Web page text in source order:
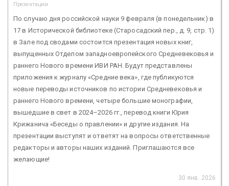
Презентации
По случаю дня российской науки 9 февраля (в понедельник) в
17 в Исторической библиотеке (Старосадский пер., д. 9, стр. 1)
в Зале под сводами состоится презентация новых книг,
выпущенных Отделом западноевропейского Средневековья и
раннего Нового времени ИВИ РАН. Будут представлены
приложения к журналу «Средние века», где публикуются
новые переводы источников по истории Средневековья и
раннего Нового времени, четыре большие монографии,
вышедшие в свет в 2024–2026 гг., перевод книги Юрия
Крижанича «Беседы о правлении» и другие издания. На
презентации выступят и ответят на вопросы ответственные
редакторы и авторы наших изданий. Приглашаются все
желающие!
30 янв. 2026